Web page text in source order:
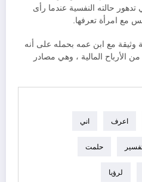
حالته النفسية عندما رأى
مع امرأة تعرفها.
مع ابن عمه بحمله على أنه
الأرباح المالية ، وهي مصادر
اعرف اني
حلمت
لرؤيا